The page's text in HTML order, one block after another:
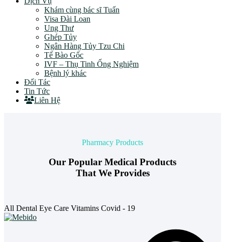
Khám cùng bác sĩ Tuấn
Visa Đài Loan
Ung Thư
Ghép Tủy
Ngân Hàng Tủy Tzu Chi
Tế Bào Gốc
IVF – Thụ Tinh Ống Nghiệm
Bệnh lý khác
Đối Tác
Tin Tức
Liên Hệ
Pharmacy Products
Our Popular Medical Products
That We Provides
All Dental Eye Care Vitamins Covid - 19